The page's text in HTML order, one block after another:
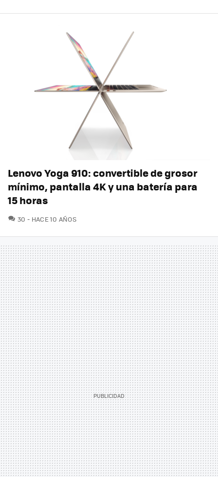
Lenovo Yoga 910: convertible de grosor
mínimo, pantalla 4K y una batería para
15 horas
30 COMENTARIOS
HACE 10 AÑOS